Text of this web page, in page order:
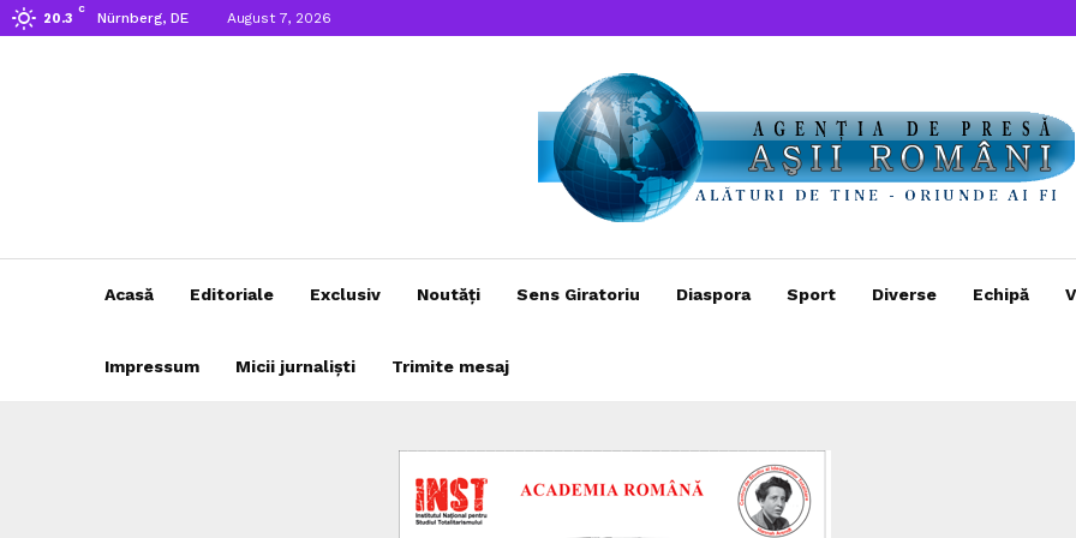
20.3
C
Nürnberg, DE August 7, 2026
Acasă Editoriale Exclusiv Noutăți Sens Giratoriu Diaspora Sport Diverse Echipă
Impressum Micii jurnaliști Trimite mesaj